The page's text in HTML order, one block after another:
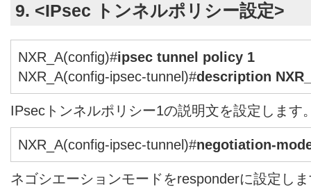
9. <IPsec トンネルポリシー設定>
NXR_A(config)#ipsec tunnel policy 1
NXR_A(config-ipsec-tunnel)#description
IPsecトンネルポリシー1の説明文を設定します
NXR_A(config-ipsec-tunnel)#negotiation-
ネゴシエーションモードをresponderに設定し